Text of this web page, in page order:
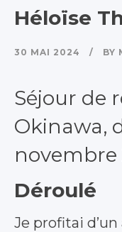
Héloïse
30 MAI 2024 BY
Séjour de
Okinawa,
novembre
Déroulé
Je profitai